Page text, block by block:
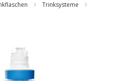
Trinksysteme